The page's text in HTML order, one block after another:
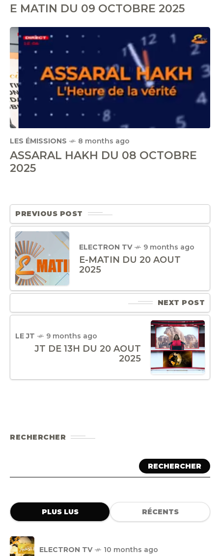
E MATIN DU 09 OCTOBRE 2025
LES ÉMISSIONS 8 months ago
ASSARAL HAKH DU 08 OCTOBRE
2025
PREVIOUS POST
ELECTRON TV 9 months ago
E-MATIN DU 20 AOUT
2025
NEXT POST
LE JT 9 months ago
JT DE 13H DU 20 AOUT
2025
RECHERCHER
RECHERCHER
PLUS LUS RÉCENTS
ELECTRON TV 10 months ago